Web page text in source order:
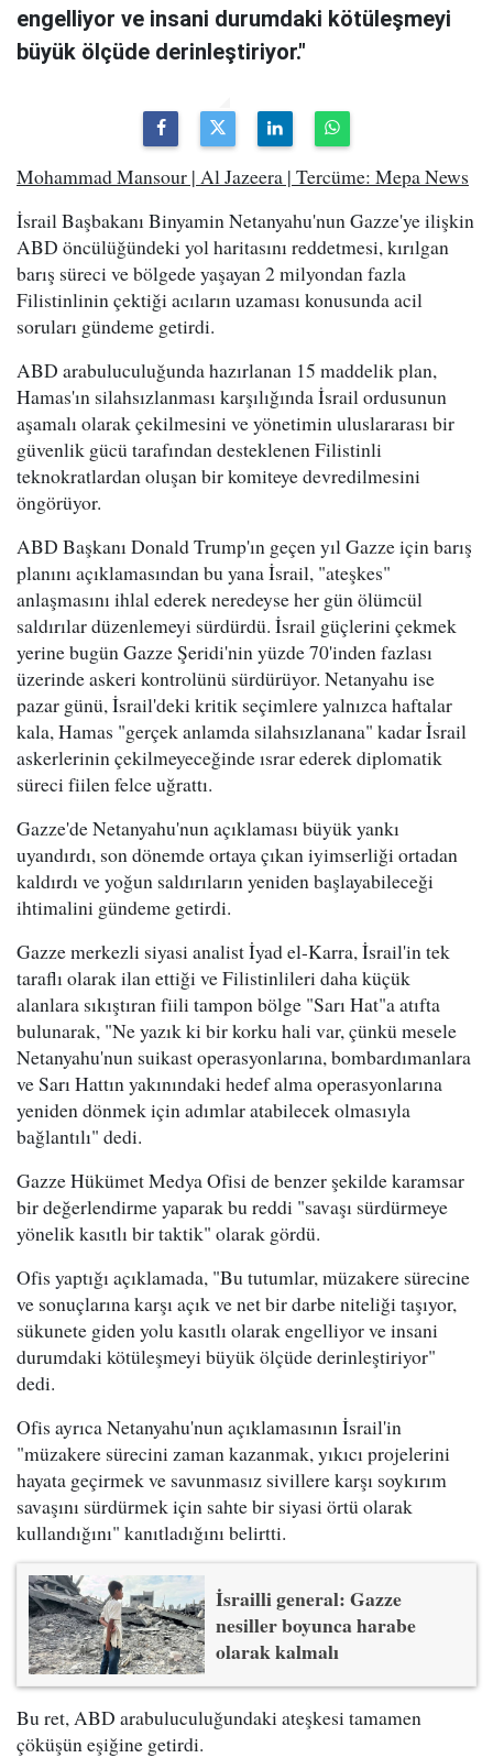
engelliyor ve insani durumdaki kötüleşmeyi
büyük ölçüde derinleştiriyor."
Mohammad Mansour | Al Jazeera | Tercüme: Mepa News
İsrail Başbakanı Binyamin Netanyahu'nun Gazze'ye ilişkin
ABD öncülüğündeki yol haritasını reddetmesi, kırılgan
barış süreci ve bölgede yaşayan 2 milyondan fazla
Filistinlinin çektiği acıların uzaması konusunda acil
soruları gündeme getirdi.
ABD arabuluculuğunda hazırlanan 15 maddelik plan,
Hamas'ın silahsızlanması karşılığında İsrail ordusunun
aşamalı olarak çekilmesini ve yönetimin uluslararası bir
güvenlik gücü tarafından desteklenen Filistinli
teknokratlardan oluşan bir komiteye devredilmesini
öngörüyor.
ABD Başkanı Donald Trump'ın geçen yıl Gazze için barış
planını açıklamasından bu yana İsrail, "ateşkes"
anlaşmasını ihlal ederek neredeyse her gün ölümcül
saldırılar düzenlemeyi sürdürdü. İsrail güçlerini çekmek
yerine bugün Gazze Şeridi'nin yüzde 70'inden fazlası
üzerinde askeri kontrolünü sürdürüyor. Netanyahu ise
pazar günü, İsrail'deki kritik seçimlere yalnızca haftalar
kala, Hamas "gerçek anlamda silahsızlanana" kadar İsrail
askerlerinin çekilmeyeceğinde ısrar ederek diplomatik
süreci fiilen felce uğrattı.
Gazze'de Netanyahu'nun açıklaması büyük yankı
uyandırdı, son dönemde ortaya çıkan iyimserliği ortadan
kaldırdı ve yoğun saldırıların yeniden başlayabileceği
ihtimalini gündeme getirdi.
Gazze merkezli siyasi analist İyad el-Karra, İsrail'in tek
taraflı olarak ilan ettiği ve Filistinlileri daha küçük
alanlara sıkıştıran fiili tampon bölge "Sarı Hat"a atıfta
bulunarak, "Ne yazık ki bir korku hali var, çünkü mesele
Netanyahu'nun suikast operasyonlarına, bombardımanlara
ve Sarı Hattın yakınındaki hedef alma operasyonlarına
yeniden dönmek için adımlar atabilecek olmasıyla
bağlantılı" dedi.
Gazze Hükümet Medya Ofisi de benzer şekilde karamsar
bir değerlendirme yaparak bu reddi "savaşı sürdürmeye
yönelik kasıtlı bir taktik" olarak gördü.
Ofis yaptığı açıklamada, "Bu tutumlar, müzakere sürecine
ve sonuçlarına karşı açık ve net bir darbe niteliği taşıyor,
sükunete giden yolu kasıtlı olarak engelliyor ve insani
durumdaki kötüleşmeyi büyük ölçüde derinleştiriyor"
dedi.
Ofis ayrıca Netanyahu'nun açıklamasının İsrail'in
"müzakere sürecini zaman kazanmak, yıkıcı projelerini
hayata geçirmek ve savunmasız sivillere karşı soykırım
savaşını sürdürmek için sahte bir siyasi örtü olarak
kullandığını" kanıtladığını belirtti.
İsrailli general: Gazze
nesiller boyunca harabe
olarak kalmalı
Bu ret, ABD arabuluculuğundaki ateşkesi tamamen
çöküşün eşiğine getirdi.